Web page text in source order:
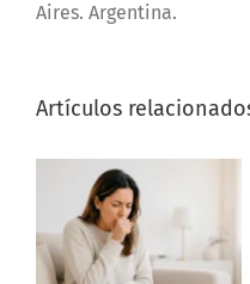
Aires. Argentina.
Artículos